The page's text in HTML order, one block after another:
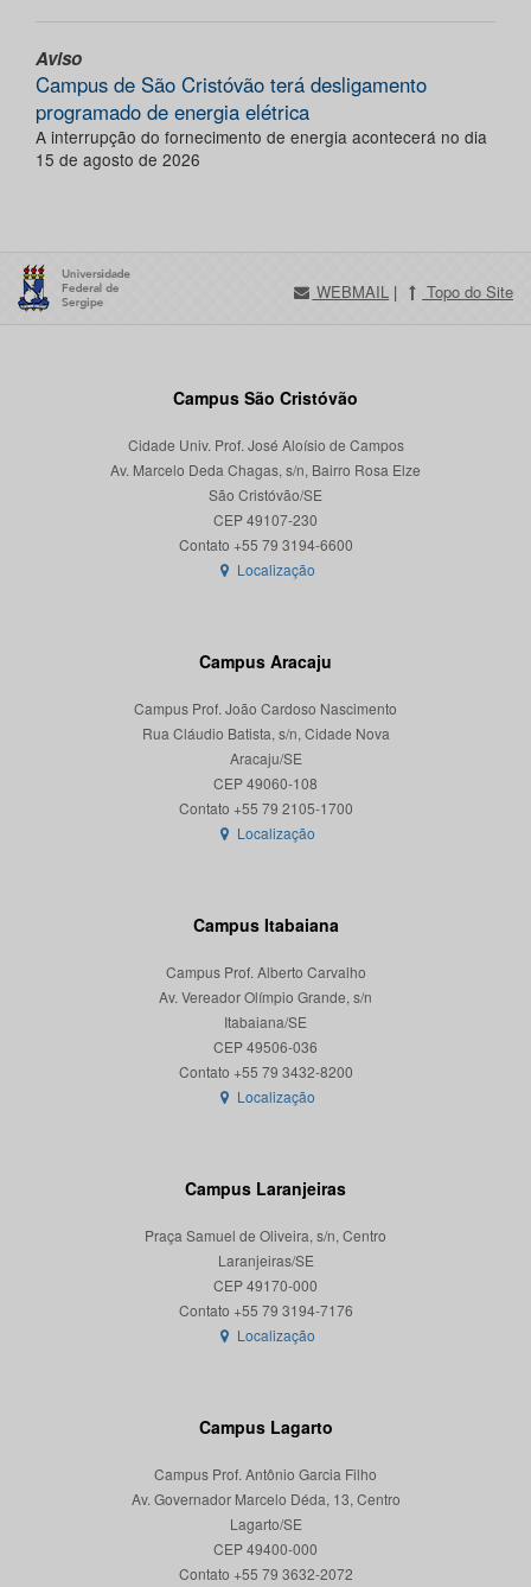
Aviso
Campus de São Cristóvão terá desligamento
programado de energia elétrica
A interrupção do fornecimento de energia acontecerá no dia
15 de agosto de 2026
WEBMAIL | Topo do Site
Campus São Cristóvão
Cidade Univ. Prof. José Aloísio de Campos
Av. Marcelo Deda Chagas, s/n, Bairro Rosa Elze
São Cristóvão/SE
CEP 49107-230
Localização
Campus Aracaju
Campus Prof. João Cardoso Nascimento
Rua Cláudio Batista, s/n, Cidade Nova
Aracaju/SE
CEP 49060-108
Localização
Campus Itabaiana
Campus Prof. Alberto Carvalho
Av. Vereador Olímpio Grande, s/n
Itabaiana/SE
CEP 49506-036
Localização
Campus Laranjeiras
Praça Samuel de Oliveira, s/n, Centro
Laranjeiras/SE
CEP 49170-000
Localização
Campus Lagarto
Campus Prof. Antônio Garcia Filho
Av. Governador Marcelo Déda, 13, Centro
Lagarto/SE
CEP 49400-000